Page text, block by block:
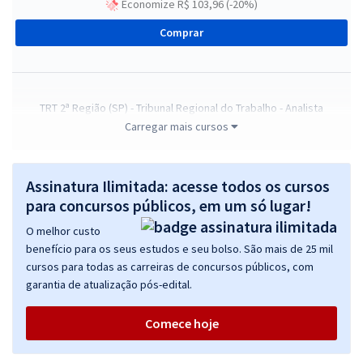
Economize R$ 103,96 (-20%)
Comprar
TRT 2ª Região (SP) - Tribunal Regional do Trabalho - Analista
Judiciário - Área Judiciária
52,72
Economize R$ 158,16 (-20%)
Comprar
TRT 2ª Região (SP) - Tribunal Regional do Trabalho - Analista
Judiciário - Área Apoio Especializado - Especialidade: Serviço Social
(Pós-edital)
R$ 391,92à vista
Carregar mais cursos
Assinatura Ilimitada: acesse todos os cursos
para concursos públicos, em um só lugar!
O melhor custo
benefício para os seus estudos e seu bolso. São mais de 25 mil
cursos para todas as carreiras de concursos públicos, com
garantia de atualização pós-edital.
Comece hoje